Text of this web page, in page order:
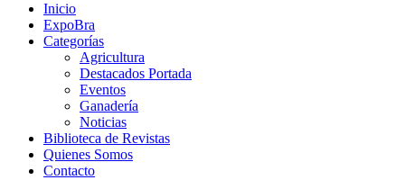
Inicio
ExpoBra
Categorías
Agricultura
Destacados Portada
Eventos
Ganadería
Noticias
Biblioteca de Revistas
Quienes Somos
Contacto